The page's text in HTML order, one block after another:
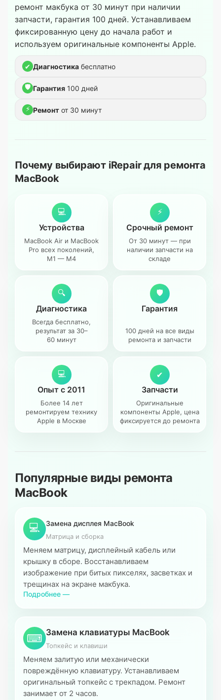
ремонт макбука от 30 минут при наличии
запчасти, гарантия 100 дней. Устанавливаем
фиксированную цену до начала работ и
используем оригинальные компоненты Apple.
✔ Диагностика бесплатно
🛡 Гарантия 100 дней
⚡ Ремонт от 30 минут
Почему выбирают iRepair для ремонта
MacBook
💻
Устройства
MacBook Air и MacBook
Pro всех поколений,
M1 — M4
⚡
Срочный ремонт
От 30 минут — при
наличии запчасти на
складе
🔍
Диагностика
Всегда бесплатно,
результат за 30–
60 минут
🛡
Гарантия
100 дней на все виды
ремонта и запчасти
💻
Опыт с 2011
Более 14 лет
ремонтируем технику
Apple в Москве
✔
Запчасти
Оригинальные
компоненты Apple, цена
фиксируется до ремонта
Популярные виды ремонта
MacBook
💻 Замена дисплея MacBook
Матрица и сборка
Меняем матрицу, дисплейный кабель или
крышку в сборе. Восстанавливаем
изображение при битых пикселях, засветках и
трещинах на экране макбука.
Подробнее —
⌨ Замена клавиатуры MacBook
Топкейс и клавиши
Меняем залитую или механически
повреждённую клавиатуру. Устанавливаем
оригинальный топкейс с трекпадом. Ремонт
занимает от 2 часов.